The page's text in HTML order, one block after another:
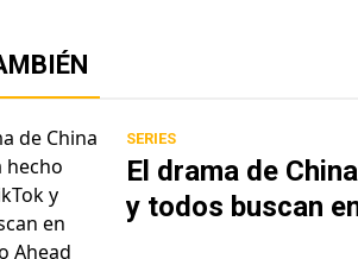
SERIES
El drama de
y todos buscan